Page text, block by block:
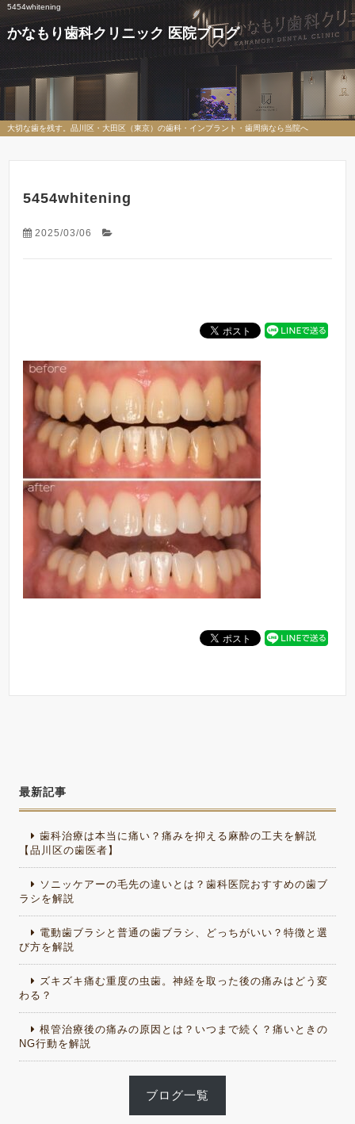
5454whitening
かなもり歯科クリニック 医院ブログ
大切な歯を残す。品川区・大田区（東京）の歯科・インプラント・歯周病なら当院へ
5454whitening
2025/03/06
最新記事
歯科治療は本当に痛い？痛みを抑える麻酔の工夫を解説
【品川区の歯医者】
ソニッケアーの毛先の違いとは？歯科医院おすすめの歯ブ
ラシを解説
電動歯ブラシと普通の歯ブラシ、どっちがいい？特徴と選
び方を解説
ズキズキ痛む重度の虫歯。神経を取った後の痛みはどう変
わる？
根管治療後の痛みの原因とは？いつまで続く？痛いときの
NG行動を解説
ブログ一覧